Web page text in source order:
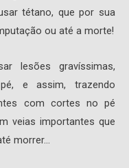
tétano, que por sua
ou até a morte!
lesões gravíssimas,
e assim, trazendo
com cortes no pé
veias importantes que
morrer…